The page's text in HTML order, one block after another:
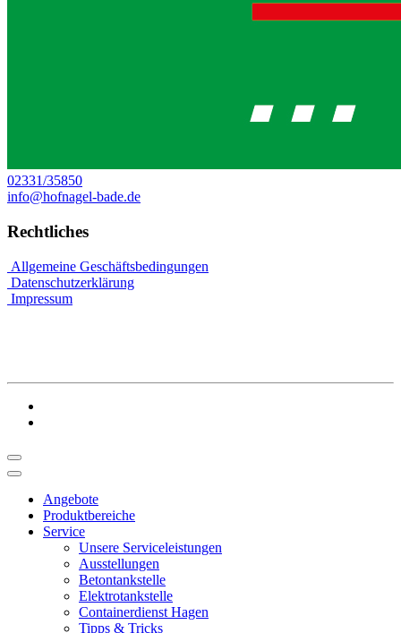
02331/35850
info@hofnagel-bade.de
Rechtliches
Allgemeine Geschäftsbedingungen
Datenschutzerklärung
Impressum
Angebote
Produktbereiche
Service
Unsere Serviceleistungen
Ausstellungen
Betontankstelle
Elektrotankstelle
Containerdienst Hagen
Tipps & Tricks